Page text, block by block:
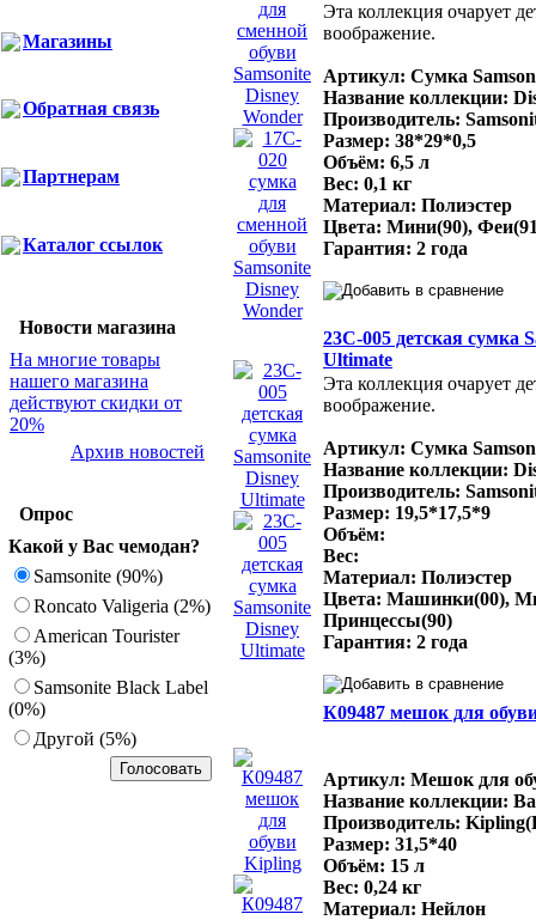
Магазины
Обратная связь
Партнерам
Каталог ссылок
Новости магазина
На многие товары
нашего магазина
действуют скидки от
20%
Архив новостей
Опрос
Какой у Вас чемодан?
Samsonite (90%)
Roncato Valigeria (2%)
American Tourister
(3%)
Samsonite Black Label
(0%)
Другoй (5%)
Эта коллекция очарует
воображение.
Артикул: Сумка
Название коллекции:
Производитель:
Размер: 38*29*0,5
Объём: 6,5 л
Вес: 0,1 кг
Материал: Полиэстер
Цвета: Мини(90),
Гарантия: 2 года
23C-005 детская сумка
Ultimate
Эта коллекция очарует
воображение.
Артикул: Сумка
Название коллекции:
Производитель:
Размер: 19,5*17,5*9
Объём:
Вес:
Материал: Полиэстер
Цвета: Машинки(00),
Принцессы(90)
Гарантия: 2 года
К09487 мешок для
Артикул: Мешок для
Название коллекции:
Производитель:
Размер: 31,5*40
Объём: 15 л
Вес: 0,24 кг
Материал: Нейлон